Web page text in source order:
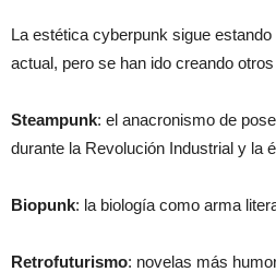
La estética cyberpunk sigue
actual, pero se han ido creando
Steampunk: el anacronismo de
durante la Revolución Industrial y la
Biopunk: la biología como arma
Retrofuturismo: novelas más